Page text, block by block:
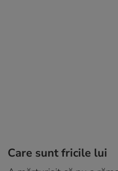
Care sunt fricile lui